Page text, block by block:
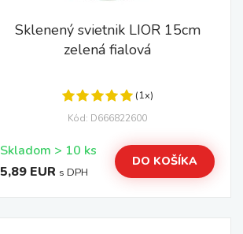
Sklenený svietnik LIOR 15cm
zelená fialová
(1x)
Kód: D666822600
Skladom > 10 ks
5,89 EUR s DPH
DO KOŠÍKA